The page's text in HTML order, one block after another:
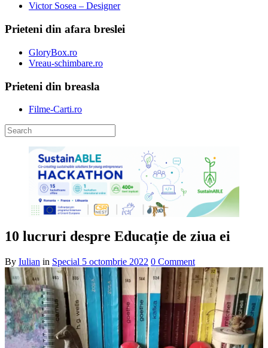
Victor Sosea – Designer
Prieteni din afara breslei
GloryBox.ro
Vreau-schimbare.ro
Prieteni din breasla
Filme-Carti.ro
10 lucruri despre Educație de ziua ei
By Iulian in Special 5 octombrie 2022 0 Comment